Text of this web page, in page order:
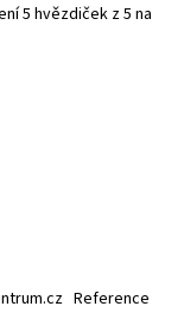
5 hvězdiček z 5 na
Reference